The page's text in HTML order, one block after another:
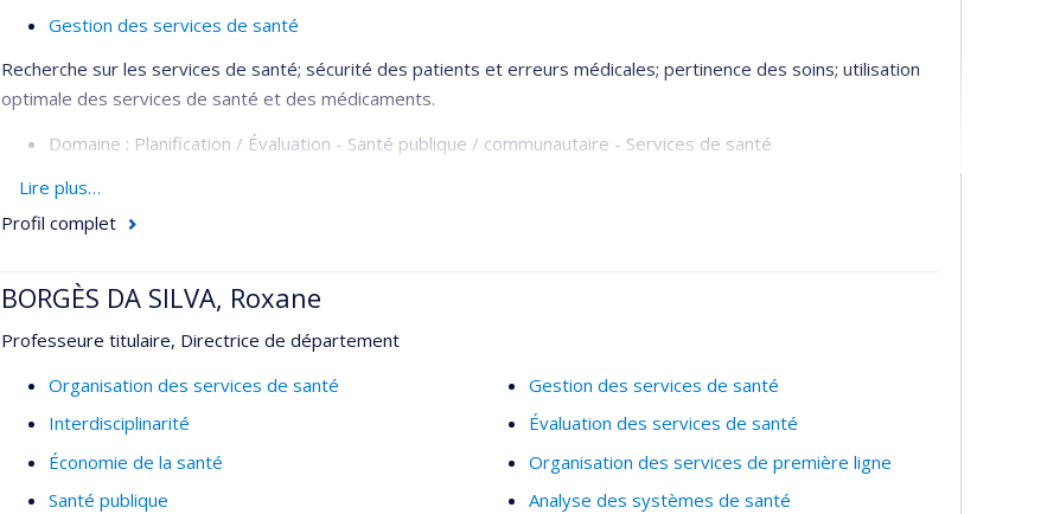
Gestion des services de santé
Recherche sur les services de santé; sécurité des patients et erreurs médicales; pertinence des soins; utilisation
optimale des services de santé et des médicaments.
Domaine : Planification / Évaluation - Santé publique / communautaire - Services de santé
Méthodologie : Évaluative - Recherche sur les services de santé
Lire plus…
Profil complet
BORGÈS DA SILVA, Roxane
Professeure titulaire, Directrice de département
Organisation des services de santé
Interdisciplinarité
Économie de la santé
Santé publique
Gestion des services de santé
Évaluation des services de santé
Organisation des services de première ligne
Analyse des systèmes de santé